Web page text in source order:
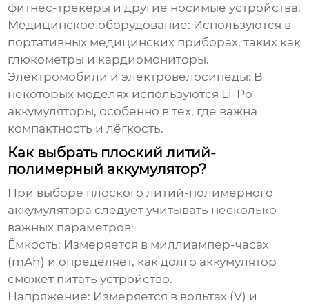
фитнес-трекеры и другие носимые устройства.
Медицинское оборудование: Используются в
портативных медицинских приборах, таких как
глюкометры и кардиомониторы.
Электромобили и электровелосипеды: В
некоторых моделях используются Li-Po
аккумуляторы, особенно в тех, где важна
компактность и лёгкость.
Как выбрать плоский литий-
полимерный аккумулятор?
При выборе плоского литий-полимерного
аккумулятора следует учитывать несколько
важных параметров:
Ёмкость: Измеряется в миллиампер-часах
(mAh) и определяет, как долго аккумулятор
сможет питать устройство.
Напряжение: Измеряется в вольтах (V) и